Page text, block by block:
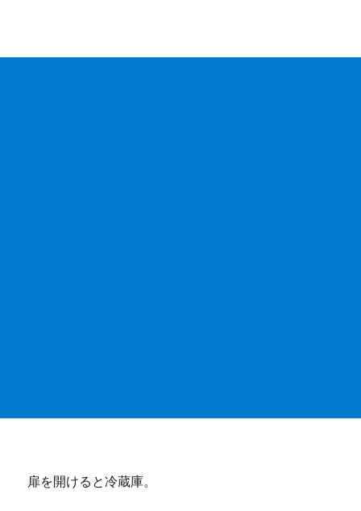
扉を開けると冷蔵庫。